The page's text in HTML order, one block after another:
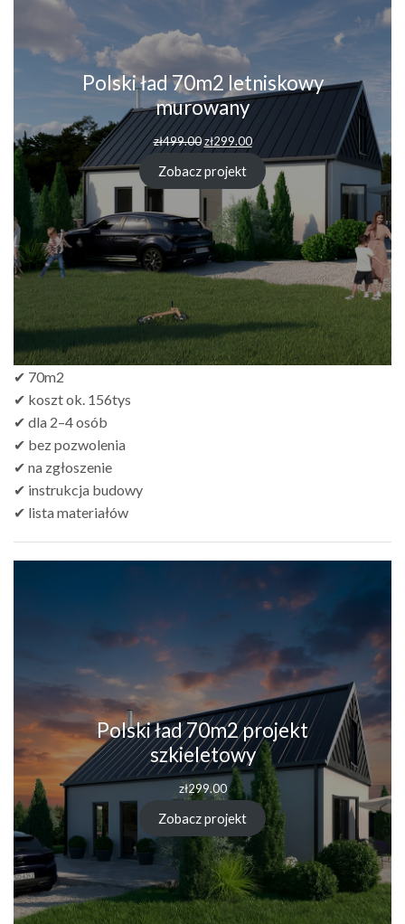
Polski ład 70m2 letniskowy
murowany
zł499.00 zł299.00
Zobacz projekt
✔ 70m2
✔ koszt ok. 156tys
✔ dla 2–4 osób
✔ bez pozwolenia
✔ na zgłoszenie
✔ instrukcja budowy
✔ lista materiałów
Polski ład 70m2 projekt
szkieletowy
zł299.00
Zobacz projekt